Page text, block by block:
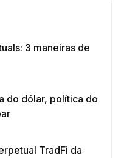
3 maneiras de
do dólar, política do
TradFi da